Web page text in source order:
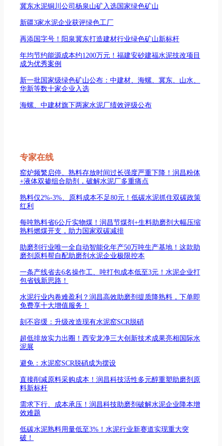
冀东水泥铜川公司杨泉山矿入选国家绿色矿山
新疆3家水泥企业获评绿色工厂
再添国字号！阳泉冀东打造建材行业绿色矿山新标杆
年均节约能源成本约1200万元！福建安砂建福水泥技改项目
成为优秀案例
新一批国家级绿色矿山公布：中建材、海螺、冀东、山水、
华新等数十家企业入选
海螺、中建材旗下两家水泥厂绩效评级公布
专家在线
窑炉频繁启停、熟料存放时间过长强度严重下降！润昌粉体
+液体双掺组合助剂，破解水泥厂多重痛点
熟料仅2%-3%、原料成本不足80元！低碳水泥抓住双碳政策
红利
每吨熟料省6公斤实物煤！润昌节煤剂+生料助磨剂大幅压缩
熟料燃煤开支，助力国家双碳减排
助磨剂行业唯一全自动智能化年产50万吨生产基地！这款助
磨剂原料帮自配助磨剂水泥企业极限控本
一条产线省去6名操作工、吨打包成本低至3元！水泥企业打
包省钱新思路！
水泥行业内卷难盈利？润昌高效助磨剂提质降熟料，下单即
免费享十大增值服务！
刻不容缓：升级改造现有水泥窑SCR脱硝
超低排放实力出圈！西安龙净三大创新技术成果亮相国际水
泥展
避免：水泥窑SCR脱硝成为摆设
直接削减原料采购成本！润昌科技活性多元醇重塑助磨剂原
料新标杆
需求下行、成本承压！润昌科技助磨剂破解水泥企业降本增
效难题
低碳水泥熟料用量低至3%！水泥行业新赛道实现重大突
破！